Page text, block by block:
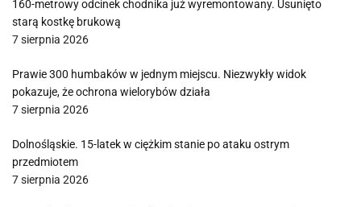
160-metrowy odcinek chodnika już wyremontowany. Usunięto
starą kostkę brukową
7 sierpnia 2026
Prawie 300 humbaków w jednym miejscu. Niezwykły widok
pokazuje, że ochrona wielorybów działa
7 sierpnia 2026
Dolnośląskie. 15-latek w ciężkim stanie po ataku ostrym
przedmiotem
7 sierpnia 2026